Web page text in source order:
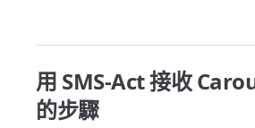
用 SMS-Act 接收
的步驟